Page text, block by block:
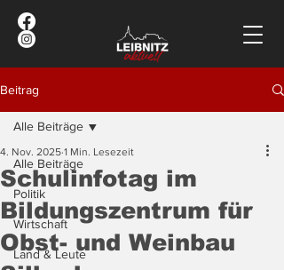
Beitrag
Alle Beiträge
Politik
Wirtschaft
Land & Leute
Alle Beiträge
Schulinfotag im
Bildungszentrum für
Obst- und Weinbau
4. Nov. 2025 1 Min. Lesezeit